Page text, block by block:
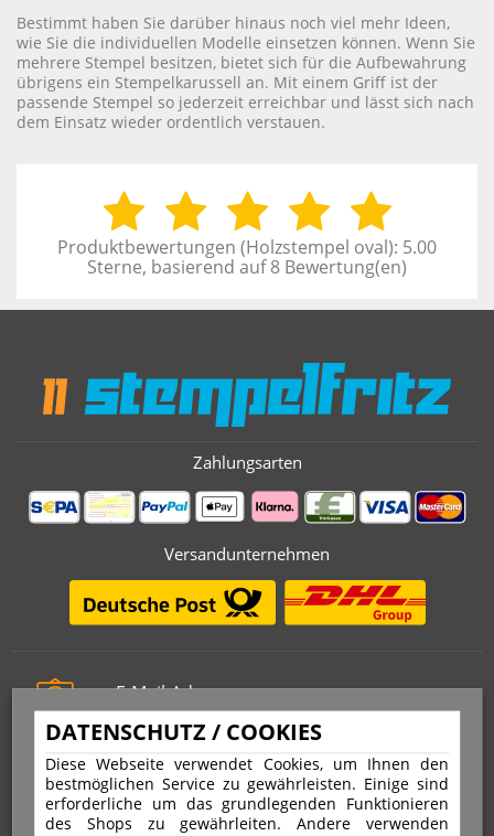
DATENSCHUTZ / COOKIES
Diese Webseite verwendet Cookies, um Ihnen den
bestmöglichen Service zu gewährleisten. Einige sind
erforderliche um das grundlegenden Funktionieren
des Shops zu gewährleiten. Andere verwenden
Bestimmt haben Sie darüber hinaus noch viel mehr Ideen,
wie Sie die individuellen Modelle einsetzen können. Wenn Sie
mehrere Stempel besitzen, bietet sich für die Aufbewahrung
übrigens ein Stempelkarussell an. Mit einem Griff ist der
passende Stempel so jederzeit erreichbar und lässt sich nach
dem Einsatz wieder ordentlich verstauen.
Produktbewertungen (Holzstempel oval): 5.00
Sterne, basierend auf8 Bewertung(en)
Zahlungsarten
Versandunternehmen
E-Mail-Adresse
info@stempelfritz.de
Telefon
0221 677 812 08